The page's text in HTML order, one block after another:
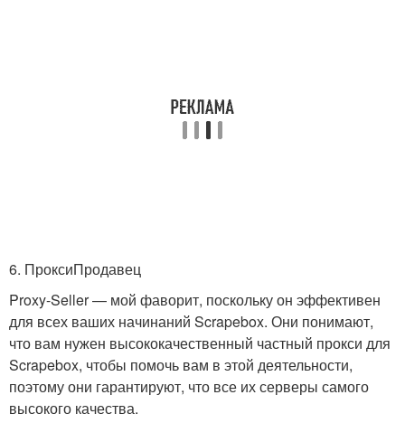
6. ПроксиПродавец
Proxy-Seller — мой фаворит, поскольку он эффективен
для всех ваших начинаний Scrapebox. Они понимают,
что вам нужен высококачественный частный прокси для
Scrapebox, чтобы помочь вам в этой деятельности,
поэтому они гарантируют, что все их серверы самого
высокого качества.